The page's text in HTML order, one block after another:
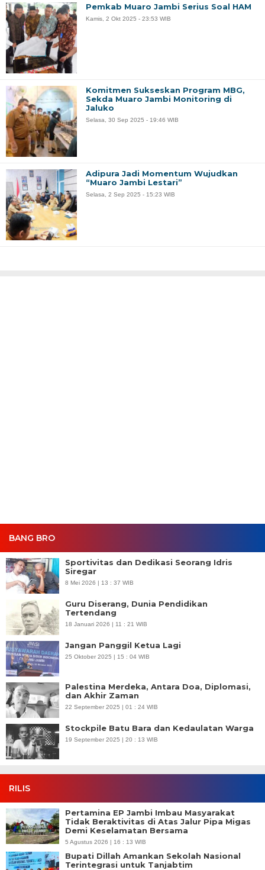
BANG BRO
Sportivitas dan Dedikasi Seorang Idris
Siregar
8 Mei 2026 | 13 : 37 WIB
Guru Diserang, Dunia Pendidikan
Tertendang
18 Januari 2026 | 11 : 21 WIB
Jangan Panggil Ketua Lagi
25 Oktober 2025 | 15 : 04 WIB
Palestina Merdeka, Antara Doa, Diplomasi,
dan Akhir Zaman
22 September 2025 | 01 : 24 WIB
Stockpile Batu Bara dan Kedaulatan Warga
19 September 2025 | 20 : 13 WIB
RILIS
Pertamina EP Jambi Imbau Masyarakat
Tidak Beraktivitas di Atas Jalur Pipa Migas
Demi Keselamatan Bersama
5 Agustus 2026 | 16 : 13 WIB
Bupati Dillah Amankan Sekolah Nasional
Terintegrasi untuk Tanjabtim
Pemkab Muaro Jambi Serius Soal HAM
Kamis, 2 Okt 2025 - 23:53 WIB
Komitmen Sukseskan Program MBG,
Sekda Muaro Jambi Monitoring di
Jaluko
Selasa, 30 Sep 2025 - 19:46 WIB
Adipura Jadi Momentum Wujudkan
“Muaro Jambi Lestari”
Selasa, 2 Sep 2025 - 15:23 WIB